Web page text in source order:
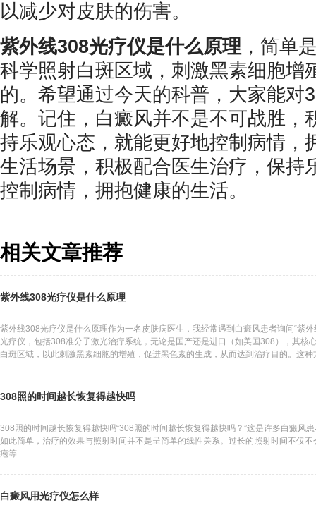
以减少对皮肤的伤害。
紫外线308光疗仪是什么原理 ，简单
科学照射白斑区域，刺激黑素细胞增
的。希望通过今天的科普，大家能对
解。记住，白癜风并不是不可战胜，
持乐观心态，就能更好地控制病情，
生活场景，积极配合医生治疗，保持
控制病情，拥抱健康的生活。
相关文章推荐
紫外线308光疗仪是什么原理
紫外线308光疗仪是什么原理作为一名皮肤病医生，我经常遇到白癜风患者询问“紫
光疗仪，包括308准分子激光治疗系统，无论是国产还是进口（如美国308），其核
白斑区域，以此刺激黑素细胞的增殖，促进黑色素的生成，从而达到治疗目的。这种
308照的时间越长恢复得越快吗
308照的时间越长恢复得越快吗“308照的时间越长恢复得越快吗？”这是许多白癜风
如此简单，治疗的效果与照射时间并不是呈简单的线性关系。过长的照射时间不仅
疱等
白癜风用光疗仪怎么样